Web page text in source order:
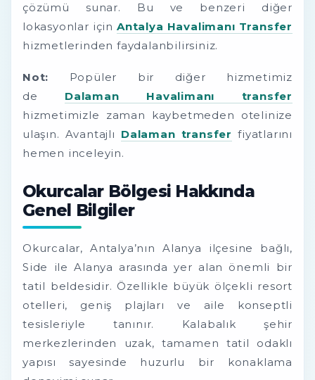
çözümü sunar. Bu ve benzeri diğer
lokasyonlar için Antalya Havalimanı Transfer
hizmetlerinden faydalanbilirsiniz.
Not:
Popüler bir diğer hizmetimiz
de Dalaman Havalimanı transfer
hizmetimizle zaman kaybetmeden otelinize
ulaşın. Avantajlı Dalaman transfer fiyatlarını
hemen inceleyin.
Okurcalar Bölgesi Hakkında
Genel Bilgiler
Okurcalar, Antalya’nın Alanya ilçesine bağlı,
Side ile Alanya arasında yer alan önemli bir
tatil beldesidir. Özellikle büyük ölçekli resort
otelleri, geniş plajları ve aile konseptli
tesisleriyle tanınır. Kalabalık şehir
merkezlerinden uzak, tamamen tatil odaklı
yapısı sayesinde huzurlu bir konaklama